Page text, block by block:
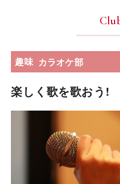
趣味 カラオケ部
楽しく歌を歌おう!